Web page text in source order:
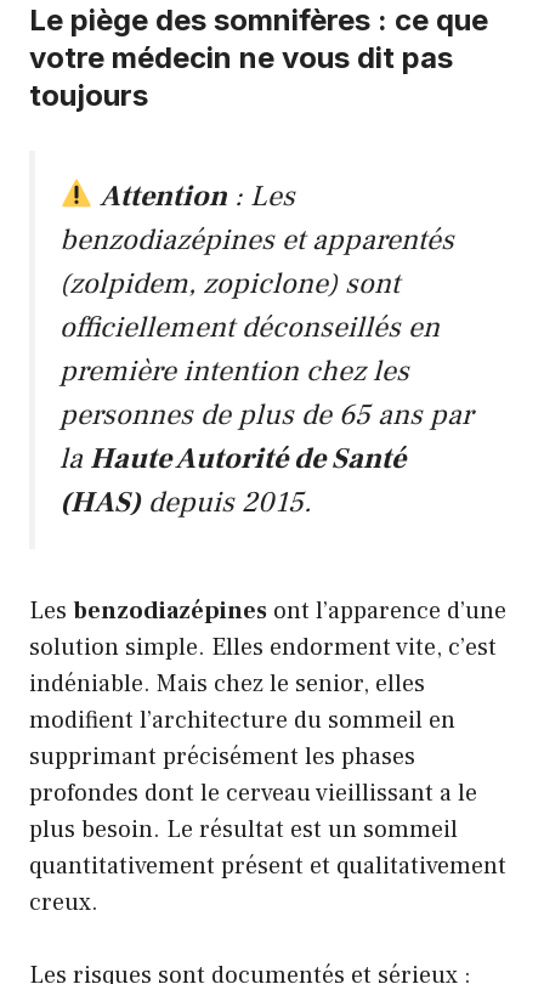
Le piège des somnifères : ce que
votre médecin ne vous dit pas
toujours
Attention : Les
benzodiazépines et apparentés
(zolpidem, zopiclone) sont
officiellement déconseillés en
première intention chez les
personnes de plus de 65 ans par
la Haute Autorité de Santé
(HAS)depuis 2015.
Les benzodiazépines ont l’apparence d’une
solution simple. Elles endorment vite, c’est
indéniable. Mais chez le senior, elles
modifient l’architecture du sommeil en
supprimant précisément les phases
profondes dont le cerveau vieillissant a le
plus besoin. Le résultat est un sommeil
quantitativement présent et qualitativement
creux.
Les risques sont documentés et sérieux :